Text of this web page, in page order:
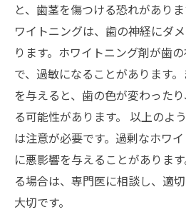
と、歯茎を傷つける恐れがあり
ワイトニングは、歯の神経にダ
ります。ホワイトニング剤が歯
で、過敏になることがあります
を与えると、歯の色が変わった
る可能性があります。 以上のよ
は注意が必要です。過剰なホワ
に悪影響を与えることがありま
る場合は、専門医に相談し、適
大切です。